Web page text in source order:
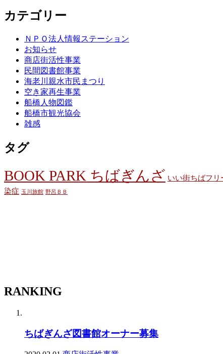
カテゴリー
ＮＰＯ法人情報ステーション
お知らせ
商店街活性事業
民間図書館事業
海老川親水市民まつり
空き家再生事業
船橋人物図鑑
船橋市観光協会
雑感
タグ
BOOK PARK ちばぎんざ いい街ちばフリ
染症 玉川旅館 野呂ＢＢ
RANKING
ちばぎんざ図書館オーナー募集